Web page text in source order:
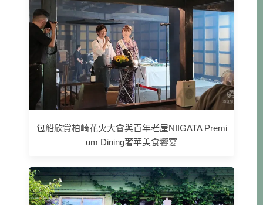
包船欣賞柏崎花火大會與百年老屋NIIGATA Premi
um Dining奢華美食饗宴